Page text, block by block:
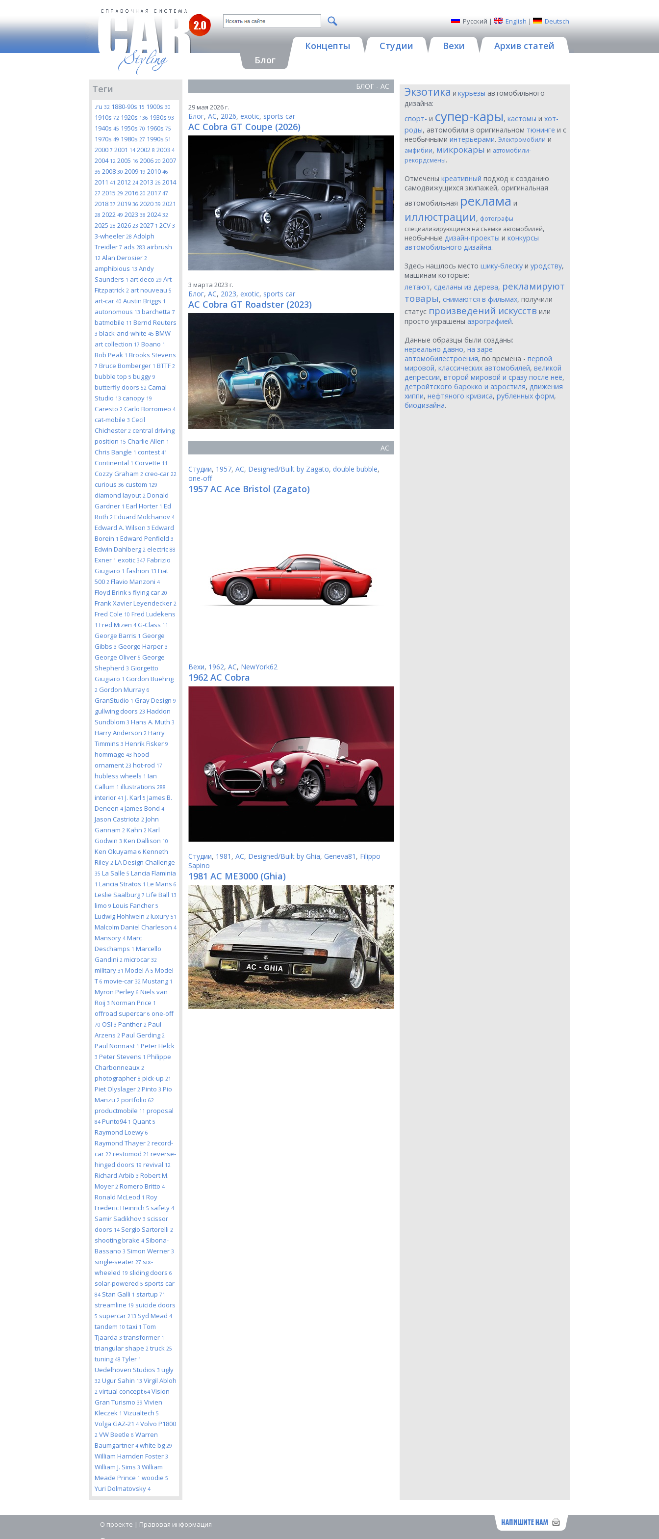
Русский | English | Deutsch
Блог
Концепты Студии Вехи Архив статей
Теги
.ru 32 1880-90s 15 1900s 30
1910s 72 1920s 136 1930s 93
1940s 45 1950s 70 1960s 75
1970s 49 1980s 27 1990s 51
2000 7 2001 14 2002 8 2003 4
2004 12 2005 16 2006 20 2007
36 2008 30 2009 19 2010 46
2011 41 2012 24 2013 26 2014
27 2015 29 2016 20 2017 47
2018 37 2019 36 2020 39 2021
28 2022 49 2023 38 202432
2025 28 2026 23 2027 1 2CV 3
3-wheeler 28 Adolph
Treidler 7 ads 283 airbrush
12 Alan Derosier 2
amphibious 13 Andy
Saunders 1 art deco 29 Art
Fitzpatrick 2 art nouveau 5
art-car 40 Austin Briggs 1
autonomous 13 barchetta 7
batmobile 11 Bernd Reuters
3 black-and-white 45 BMW
art collection 17 Boano 1
Bob Peak 1 Brooks Stevens
7 Bruce Bomberger 1 BTTF 2
bubble top 5 buggy 9
butterfly doors 52 Camal
Studio 13 canopy 19
Caresto 2 Carlo Borromeo 4
cat-mobile 3 Cecil
Chichester 2 central driving
position 15 Charlie Allen 1
Chris Bangle 1 contest 41
Continental 1 Corvette 11
Cozzy Graham 2 creo-car 22
curious 36 custom 129
diamond layout 2 Donald
Gardner 1 Earl Horter 1 Ed
Roth 2 Eduard Molchanov 4
Edward A. Wilson 3 Edward
Borein 1 Edward Penfield 3
Edwin Dahlberg 2 electric 88
Exner 1 exotic 347 Fabrizio
Giugiaro 1 fashion 13 Fiat
500 2 Flavio Manzoni 4
Floyd Brink 5 flying car 20
Frank Xavier Leyendecker 2
Fred Cole 10 Fred Ludekens
1 Fred Mizen 4 G-Class 11
George Barris 1 George
Gibbs 3 George Harper 3
George Oliver 5 George
Shepherd 3 Giorgetto
Giugiaro 1 Gordon Buehrig
2 Gordon Murray 6
GranStudio 1 Gray Design 9
gullwing doors 23 Haddon
Sundblom 3 Hans A. Muth 3
Harry Anderson 2 Harry
Timmins 3 Henrik Fisker 9
hommage 43 hood
ornament 23 hot-rod 17
hubless wheels 1 Ian
Callum 1 illustrations 288
interior 41 J. Karl 5 James B.
Deneen 4 James Bond 4
Jason Castriota 2 John
Gannam 2 Kahn 2 Karl
Godwin 3 Ken Dallison 10
Ken Okuyama 6 Kenneth
Riley 2 LA Design Challenge
35 La Salle 5 Lancia Flaminia
1 Lancia Stratos 1 Le Mans 6
Leslie Saalburg 7 Life Ball 13
limo 9 Louis Fancher 5
Ludwig Hohlwein 2 luxury 51
Malcolm Daniel Charleson 4
Mansory 4 Marc
Deschamps 1 Marcello
Gandini 2 microcar 32
military 31 Model A 5 Model
T 6 movie-car 32 Mustang 1
Myron Perley 6 Niels van
Roij 3 Norman Price 1
offroad supercar 6 one-off
70 OSI 3 Panther 2 Paul
Arzens 2 Paul Gerding 2
Paul Nonnast 1 Peter Helck
3 Peter Stevens 1 Philippe
Charbonneaux 2
photographer 8 pick-up 21
Piet Olyslager 2 Pinto 3 Pio
Manzu 2 portfolio 62
productmobile 11 proposal
84 Punto94 1 Quant 5
Raymond Loewy 6
Raymond Thayer 2 record-
car 22 restomod 21 reverse-
hinged doors 19 revival 12
Richard Arbib 3 Robert M.
Moyer 2 Romero Britto 4
Ronald McLeod 1 Roy
Frederic Heinrich 5 safety 4
Samir Sadikhov 3 scissor
doors 14 Sergio Sartorelli 2
shooting brake 4 Sibona-
Bassano 3 Simon Werner 3
single-seater 27 six-
wheeled 19 sliding doors 6
solar-powered 5 sports car
84 Stan Galli 1 startup 71
streamline 19 suicide doors
5 supercar 213 Syd Mead 4
tandem 10 taxi 1 Tom
Tjaarda 3 transformer 1
triangular shape 2 truck 25
tuning 48 Tyler 1
Uedelhoven Studios 3 ugly
32 Ugur Sahin 13 Virgil Abloh
2 virtual concept 64 Vision
Gran Turismo 39 Vivien
Kleczek 1 Vizualtech 5
Volga GAZ-21 4 Volvo P1800
2 VW Beetle 6 Warren
Baumgartner 4 white bg 29
William Harnden Foster 3
William J. Sims 3 William
Meade Prince 1 woodie 5
Yuri Dolmatovsky 4
БЛОГ - AC
29 мая 2026 г.
Блог, AC, 2026, exotic, sports car
AC Cobra GT Coupe (2026)
3 марта 2023 г.
Блог, AC, 2023, exotic, sports car
AC Cobra GT Roadster (2023)
AC
Студии, 1957, AC, Designed/Built by Zagato, double bubble,
one-off
1957 AC Ace Bristol (Zagato)
Вехи, 1962, AC, NewYork62
1962 AC Cobra
Студии, 1981 , AC, Designed/Built by Ghia, Geneva81 , Filippo
Sapino
1981 AC ME3000 (Ghia)
Экзотика и курьезы автомобильного
дизайна:
спорт- и супер-кары, кастомы и хот-
роды, автомобили в оригинальном тюнинге и с
необычными интерьерами. Электромобили и
амфибии, микрокары и автомобили-
рекордсмены.
Отмечены креативный подход к созданию
самодвижущихся экипажей, оригинальная
автомобильная реклама и
иллюстрации, фотографы
специализирующиеся на съемке автомобилей,
необычные дизайн-проекты и конкурсы
автомобильного дизайна.
Здесь нашлось место шику-блеску и уродству,
машинам которые:
летают, сделаны из дерева, рекламируют
товары, снимаются в фильмах, получили
статус произведений искусств или
просто украшены аэрографией.
Данные образцы были созданы:
нереально давно, на заре
автомобилестроения, во времена - первой
мировой, классических автомобилей, великой
депрессии, второй мировой и сразу после неё,
детройтского барокко и аэростиля, движения
хиппи, нефтяного кризиса, рубленных форм,
биодизайна.
О проекте | Правовая информация